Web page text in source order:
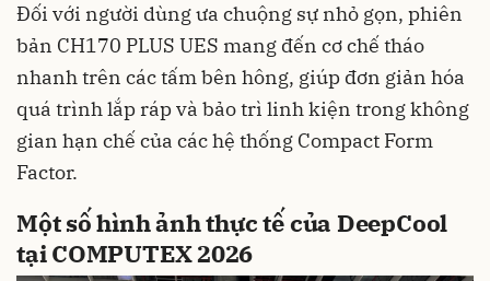
Đối với người dùng ưa chuộng sự nhỏ gọn, phiên
bản CH170 PLUS UES mang đến cơ chế tháo
nhanh trên các tấm bên hông, giúp đơn giản hóa
quá trình lắp ráp và bảo trì linh kiện trong không
gian hạn chế của các hệ thống Compact Form
Factor.
Một số hình ảnh thực tế của DeepCool
tại COMPUTEX 2026